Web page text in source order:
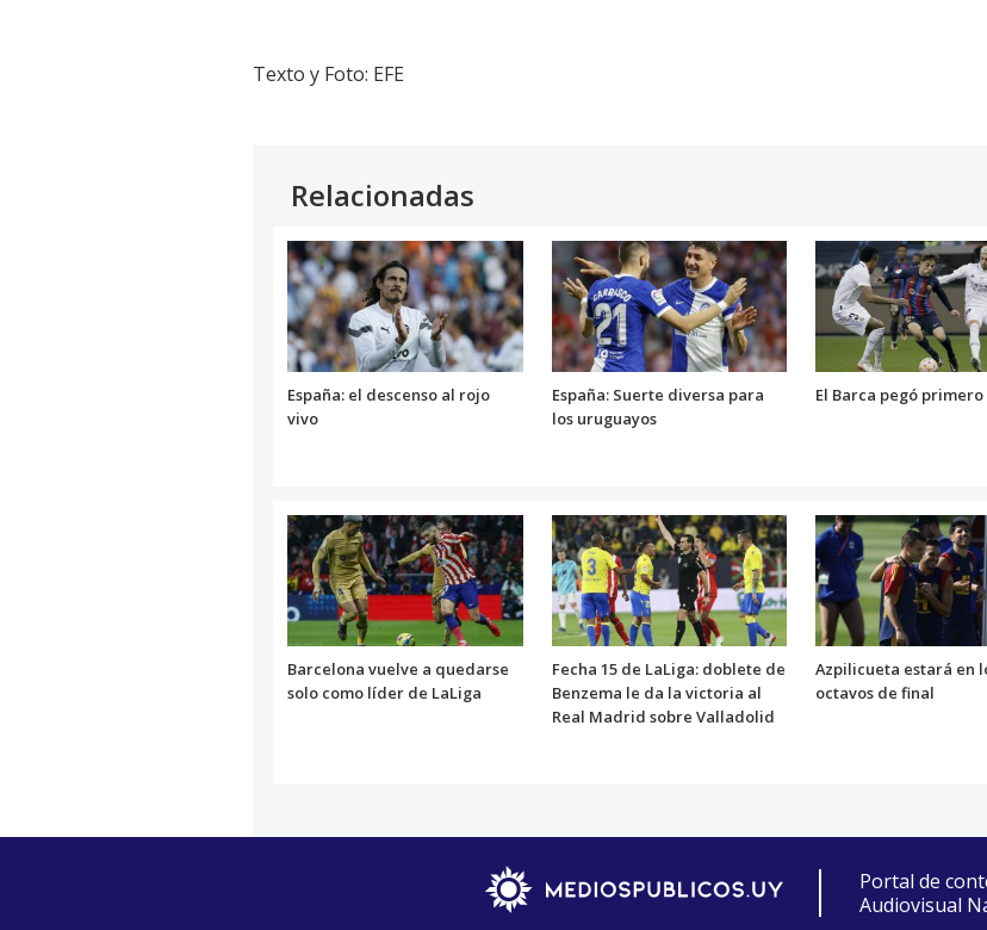
Texto y Foto: EFE
Relacionadas
España: el descenso al rojo
vivo
España: Suerte diversa para
los uruguayos
El Barca pegó primero
Barcelona vuelve a quedarse
solo como líder de LaLiga
Fecha 15 de LaLiga: doblete de
Benzema le da la victoria al
Real Madrid sobre Valladolid
Azpilicueta estará en
octavos de final
Portal de
Audiovisual